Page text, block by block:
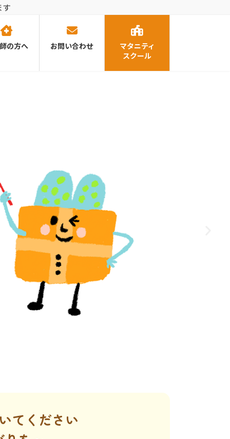
の方へ お問い合わせ
マタニティ
スクール
てください